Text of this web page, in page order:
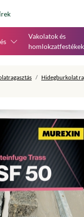
Vakolatok és
homlokzatfestékek
Hidegburkolat